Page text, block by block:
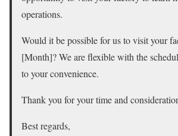
operations.
Would it be possible for us to visit your
[Month]? We are flexible with the
to your convenience.
Thank you for your time and
Best regards,